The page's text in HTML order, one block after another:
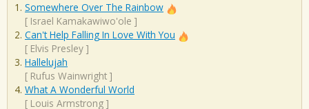
Somewhere Over The Rainbow
[ Israel Kamakawiwo'ole ]
Can't Help Falling In Love With You
[ Elvis Presley ]
Hallelujah
[ Rufus Wainwright ]
What A Wonderful World
[ Louis Armstrong ]